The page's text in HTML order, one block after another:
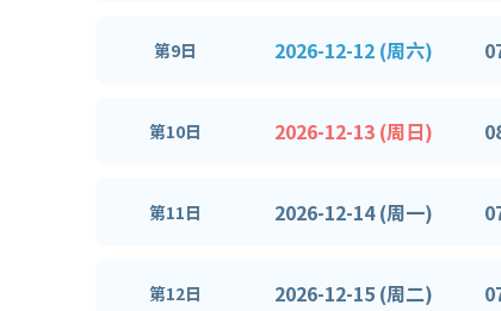
第9日 2026-12-12 (周六)
第10日 2026-12-13 (周日)
第11日 2026-12-14 (周一)
第12日 2026-12-15 (周二)